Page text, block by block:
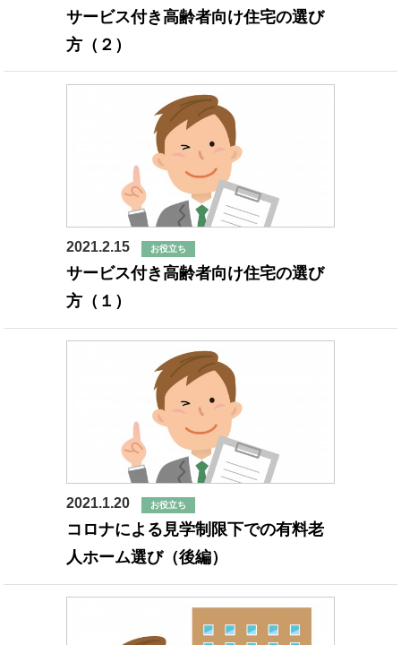
サービス付き高齢者向け住宅の選び
方（２）
2021.2.15 お役立ち
サービス付き高齢者向け住宅の選び
方（１）
2021.1.20 お役立ち
コロナによる見学制限下での有料老
人ホーム選び（後編）